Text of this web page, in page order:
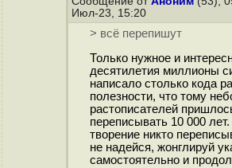
Июл-23, 15:20
> всё перепишут
Только нужное и
десятилетия миллионы
написало столько кода
полезности, что тому
растописателей
переписывать 10 000 лет.
творение никто
не надейся, жонглируй
самостоятельно и